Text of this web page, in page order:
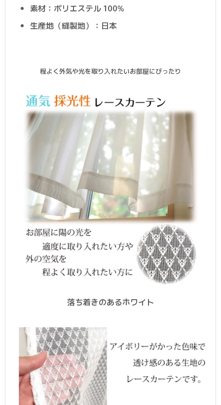
素材：ポリエステル 100%
生産地（縫製地）：日本
程よく外気や光を取り入れたいお部屋にぴったり
落ち着きのあるホワイト